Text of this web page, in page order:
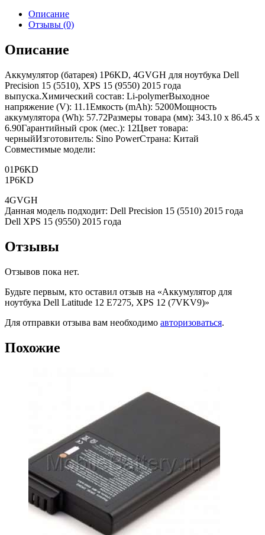
Описание
Отзывы (0)
Описание
Аккумулятор (батарея) 1P6KD, 4GVGH для ноутбука Dell
Precision 15 (5510), XPS 15 (9550) 2015 года
выпуска.Химический состав: Li-polymerВыходное
напряжение (V): 11.1Емкость (mAh): 5200Мощность
аккумулятора (Wh): 57.72Размеры товара (мм): 343.10 x 86.45 x
6.90Гарантийный срок (мес.): 12Цвет товара:
черныйИзготовитель: Sino PowerСтрана: Китай
Совместимые модели:
01P6KD
1P6KD
4GVGH
Данная модель подходит: Dell Precision 15 (5510) 2015 года
Dell XPS 15 (9550) 2015 года
Отзывы
Отзывов пока нет.
Будьте первым, кто оставил отзыв на «Аккумулятор для
ноутбука Dell Latitude 12 E7275, XPS 12 (7VKV9)»
Для отправки отзыва вам необходимо авторизоваться.
Похожие